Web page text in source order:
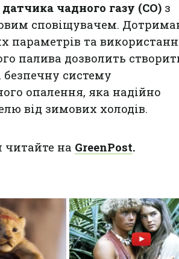
чадного газу (CO) з
сповіщувачем.
параметрів та
палива дозволить
систему
опалення, яка надійно
від зимових холодів.
читайте на GreenPost.